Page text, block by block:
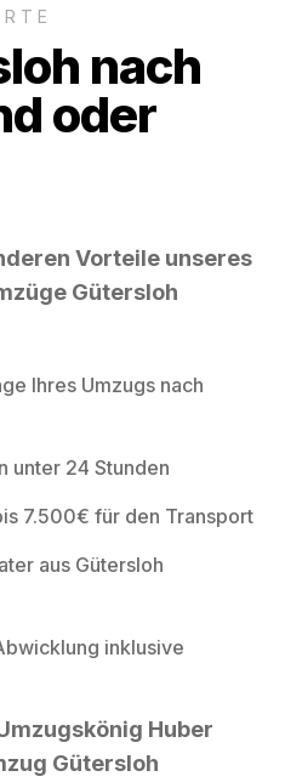
nach
oder
Vorteile unseres
Gütersloh
Ihres Umzugs nach
unter 24 Stunden
7.500€ für den Transport
aus Gütersloh
inklusive
Huber
Gütersloh